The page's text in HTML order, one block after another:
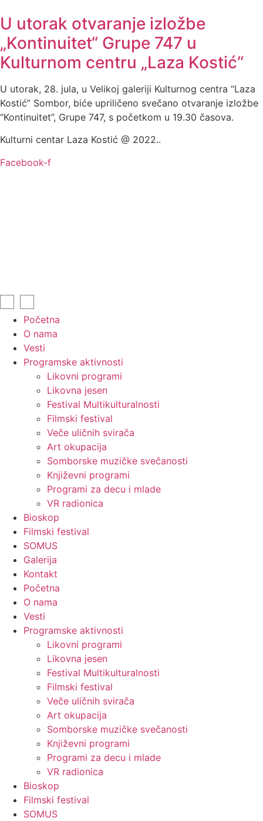
U utorak otvaranje izložbe
„Kontinuitet“ Grupe 747 u
Kulturnom centru „Laza Kostić“
U utorak, 28. jula, u Velikoj galeriji Kulturnog centra “Laza
Kostić” Sombor, biće upriličeno svečano otvaranje izložbe
“Kontinuitet”, Grupe 747, s početkom u 19.30 časova.
Kulturni centar Laza Kostić @ 2022..
Facebook-f
Početna
O nama
Vesti
Programske aktivnosti
Likovni programi
Likovna jesen
Festival Multikulturalnosti
Filmski festival
Veče uličnih svirača
Art okupacija
Somborske muzičke svečanosti
Književni programi
Programi za decu i mlade
VR radionica
Bioskop
Filmski festival
SOMUS
Galerija
Kontakt
Početna
O nama
Vesti
Programske aktivnosti
Likovni programi
Likovna jesen
Festival Multikulturalnosti
Filmski festival
Veče uličnih svirača
Art okupacija
Somborske muzičke svečanosti
Književni programi
Programi za decu i mlade
VR radionica
Bioskop
Filmski festival
SOMUS